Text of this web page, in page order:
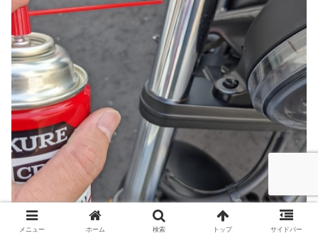
メニュー ホーム 検索 トップ サイドバー